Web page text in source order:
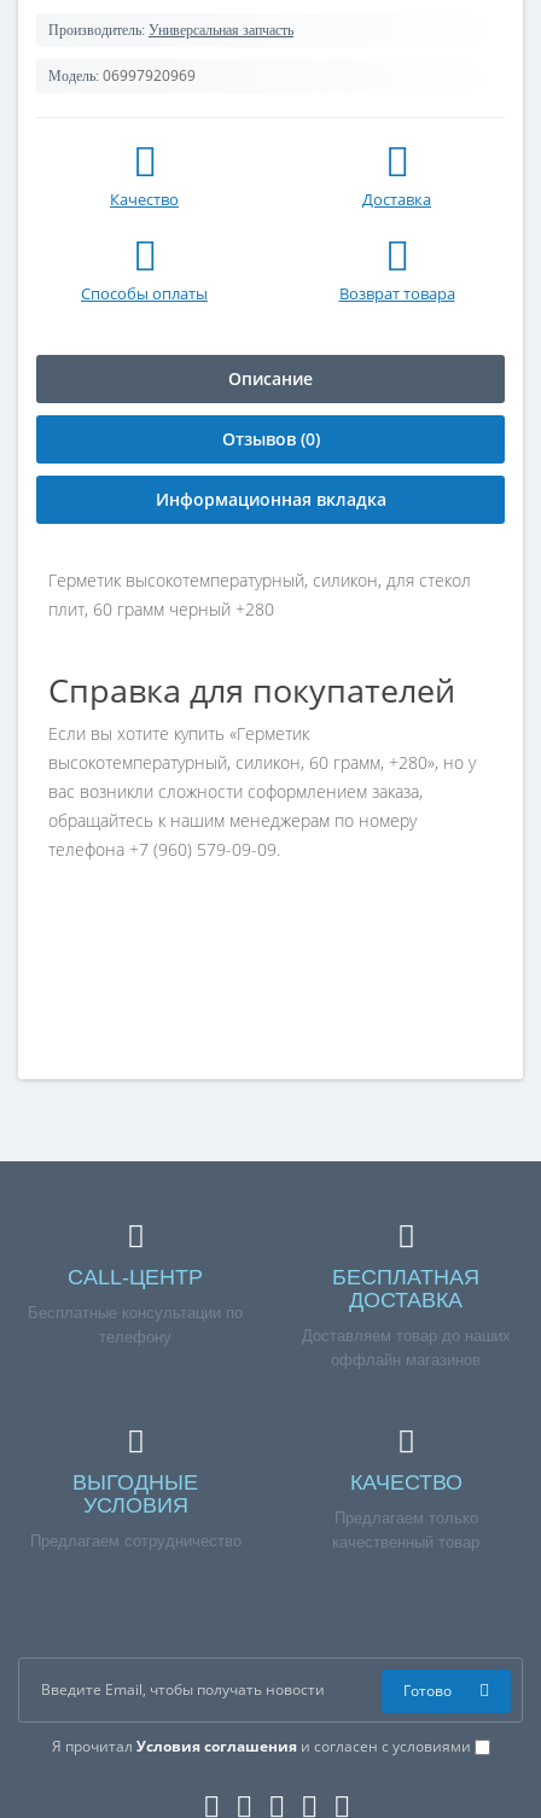
Производитель: Универсальная запчасть
Модель: 06997920969
Качество Доставка
Способы оплаты Возврат товара
Описание
Отзывов (0)
Информационная вкладка
Герметик высокотемпературный, силикон, для стекол
плит, 60 грамм черный +280
Справка для покупателей
Если вы хотите купить «Герметик
высокотемпературный, силикон, 60 грамм, +280», но у
вас возникли сложности соформлением заказа,
обращайтесь к нашим менеджерам по номеру
телефона +7 (960) 579-09-09.
CALL-ЦЕНТР
Бесплатные консультации по
телефону
БЕСПЛАТНАЯ
ДОСТАВКА
Доставляем товар до наших
оффлайн магазинов
ВЫГОДНЫЕ
УСЛОВИЯ
Предлагаем сотрудничество
КАЧЕСТВО
Предлагаем только
качественный товар
Я прочитал Условия соглашенияи согласен с условиями
Готово